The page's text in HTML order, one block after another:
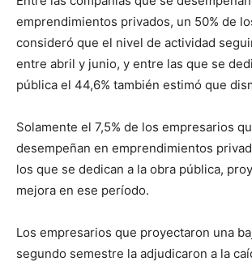
emprendimientos privados, un 50% de
consideró que el nivel de actividad
entre abril y junio, y entre las que se
pública el 44,6% también estimó que
Solamente el 7,5% de los empresarios
desempeñan en emprendimientos
los que se dedican a la obra pública,
mejora en ese período.
Los empresarios que proyectaron una
segundo semestre la adjudicaron a la